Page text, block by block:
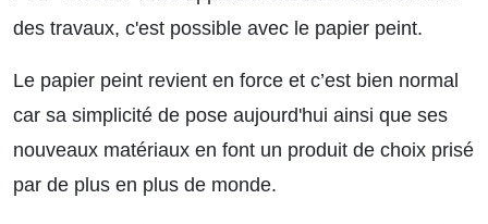
des travaux, c'est possible avec le papier peint.
Le papier peint revient en force et c’est bien normal
car sa simplicité de pose aujourd'hui ainsi que ses
nouveaux matériaux en font un produit de choix prisé
par de plus en plus de monde.